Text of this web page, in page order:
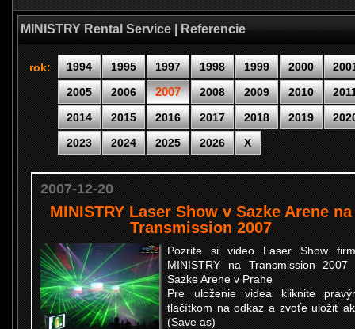
MINISTRY Rental Service | Referencie
rok: 1994 1995 1997 1998 1999 2000
2005
2006 2007 2008 2009 2010
2014
2015 2016 2017 2018 2019
2023
2024 2025 2026 X
2007-12-20
MINISTRY Laser Show v Sazke Arene na
Transmission 2007
Pozrite si video Laser Show
MINISTRY na Transmission 2007
Sazke Arene v Prahe
Pre uloženie videa kliknite
tlačítkom na odkaz a zvoťe uložiť
(Save as)